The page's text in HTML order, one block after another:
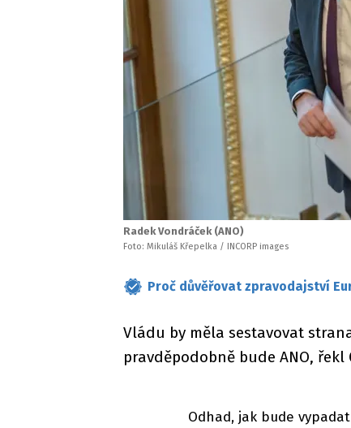
Radek Vondráček (ANO)
Foto: Mikuláš Křepelka / INCORP images
Proč důvěřovat zpravodajství
Vládu by měla sestavovat
pravděpodobně bude ANO, řekl
Odhad, jak bude